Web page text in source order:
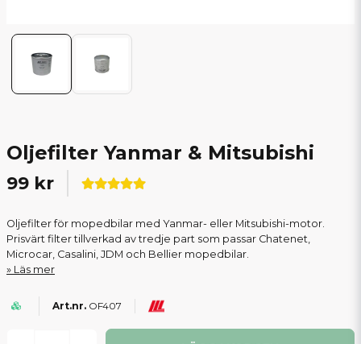
Oljefilter Yanmar & Mitsubishi
99 kr
Oljefilter för mopedbilar med Yanmar- eller Mitsubishi-motor.
Prisvärt filter tillverkad av tredje part som passar Chatenet,
Microcar, Casalini, JDM och Bellier mopedbilar.
Läs mer
OF407